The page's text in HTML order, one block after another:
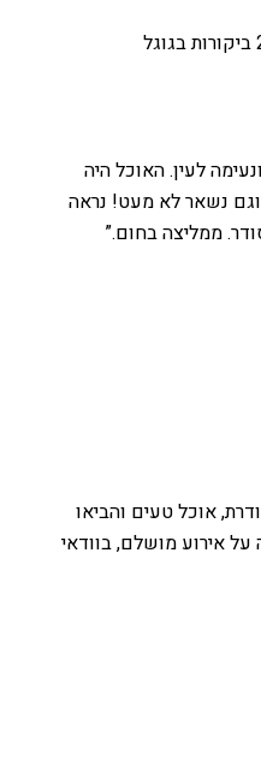
ביקורות בגוגל
לעין. האוכל היה
נשאר לא מעט! נראה
ממליצה בחום.”
אוכל טעים והביאו
על אירוע מושלם, בוודאי